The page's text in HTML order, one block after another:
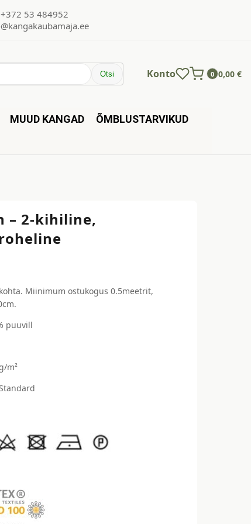
+372 53 484952
Otsi Konto 0 0,00 €
MUUD KANGAD
ÕMBLUSTARVIKUD
– 2-kihiline,
Miinimum ostukogus 0.5meetrit,
puuvill
m²